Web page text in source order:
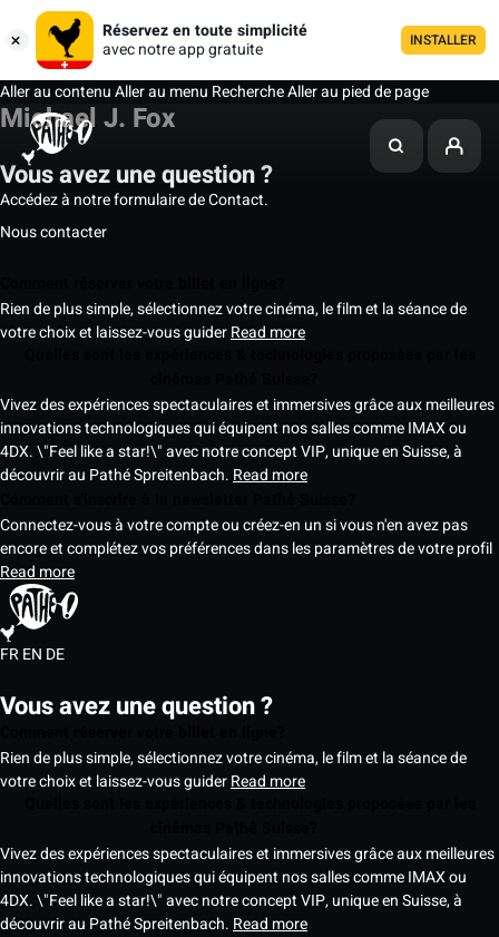
Réservez en toute simplicité
avec notre app gratuite
INSTALLER
Aller au contenuAller au menu RechercheAller au pied de page
Michael J. Fox
Vous avez une question ?
Accédez à notre formulaire de Contact.
Nous contacter
Rien de plus simple, sélectionnez votre cinéma, le film et la séance de
votre choix et laissez-vous guiderRead more
Vivez des expériences spectaculaires et immersives grâce aux meilleures
innovations technologiques qui équipent nos salles comme IMAX ou
4DX. \"Feel like a star!\" avec notre concept VIP, unique en Suisse, à
découvrir au Pathé Spreitenbach. Read more
Connectez-vous à votre compte ou créez-en un si vous n'en avez pas
encore et complétez vos préférences dans les paramètres de votre profil
Read more
FREN DE
Vous avez une question ?
Rien de plus simple, sélectionnez votre cinéma, le film et la séance de
votre choix et laissez-vous guiderRead more
Vivez des expériences spectaculaires et immersives grâce aux meilleures
innovations technologiques qui équipent nos salles comme IMAX ou
4DX. \"Feel like a star!\" avec notre concept VIP, unique en Suisse, à
découvrir au Pathé Spreitenbach. Read more